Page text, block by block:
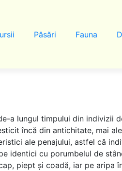
Păsări Fauna
a lungul timpului din indivizii
încă din antichitate, mai
ale penajului, astfel că
identici cu porumbelul de
piept și coadă, iar pe aripa